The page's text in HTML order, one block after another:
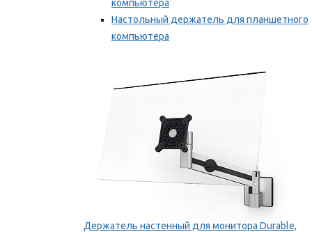
компьютера
Настольный держатель для планшетного
компьютера
Держатель настенный для монитора Durable,